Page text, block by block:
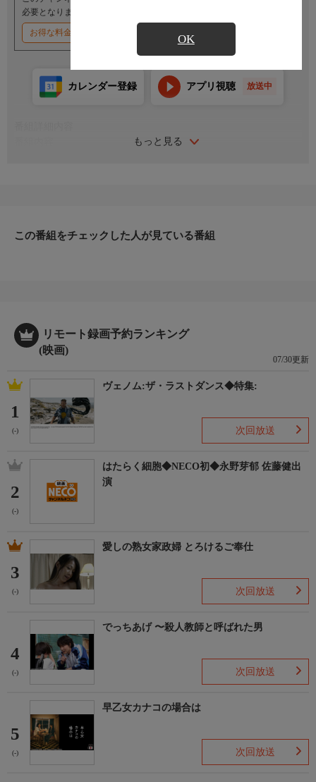
OK
必要となります。
お得な料金割引キャンペーン実施中
もっと見る
カレンダー登録 アプリ視聴 放送中
客だった祖父を持つ大学生・島崎角太郎は、一人前の男になるた
この番組をチェックした人が見ている番組
リモート録画予約ランキング
(映画)
07/30更新
1
(-)
ヴェノム:ザ・ラストダンス◆特集:
次回放送
2
(-)
はたらく細胞◆NECO初◆永野芽郁 佐藤健出
演
3
(-)
愛しの熟女家政婦 とろけるご奉仕
次回放送
4
(-)
でっちあげ 〜殺人教師と呼ばれた男
次回放送
5
(-)
早乙女カナコの場合は
次回放送